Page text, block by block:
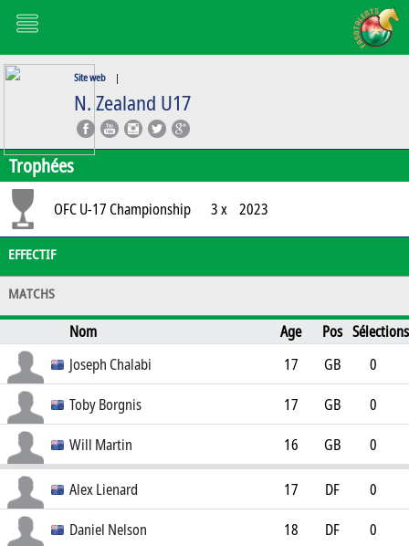
Site web |
N. Zealand U17
Trophées
OFC U-17 Championship 3 x 2023
EFFECTIF
MATCHS
Nom Age Pos Sélections
Buts
Club
Joseph Chalabi 17 GB
0
0
Toby Borgnis 17 GB
0
0
Will Martin 16 GB
0
0
Alex Lienard 17 DF
0
0
Daniel Nelson 18 DF
0